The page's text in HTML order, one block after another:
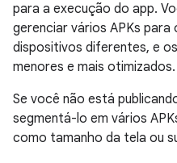
para a execução do app.
gerenciar vários APKs
dispositivos diferentes, e
menores e mais otimizados.
Se você não está
segmentá-lo em vários
como tamanho da tela ou